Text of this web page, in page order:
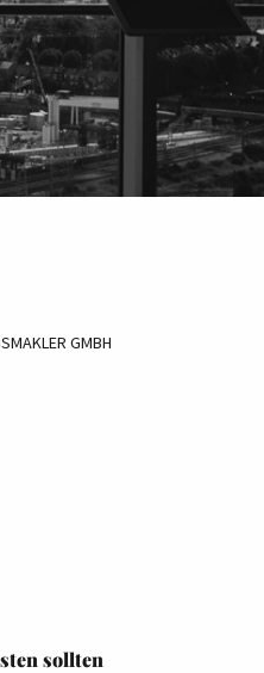
GMBH
sollten